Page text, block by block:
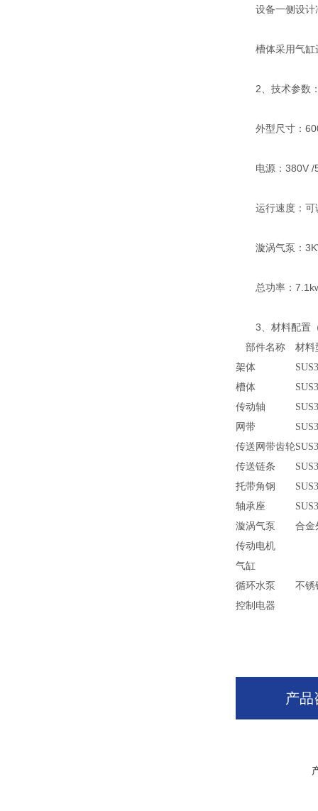
设备一侧设计冲
槽体采用气缸
2、技术参数
外型尺寸：
电源：
运行速度
漩涡气泵：
总功率：
3、材料配置
部件名称
材料
架体
槽体
传动轴
网带
传送网带齿轮
传送链条
托带角钢
轴承座
漩涡气泵
合金
传动电机
气缸
循环水泵
不锈
控制电器
产品